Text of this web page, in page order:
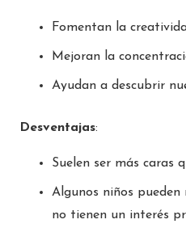
Fomentan la
Mejoran la
Ayudan a descubrir
Desventajas:
Suelen ser más caras
Algunos niños
no tienen un interés